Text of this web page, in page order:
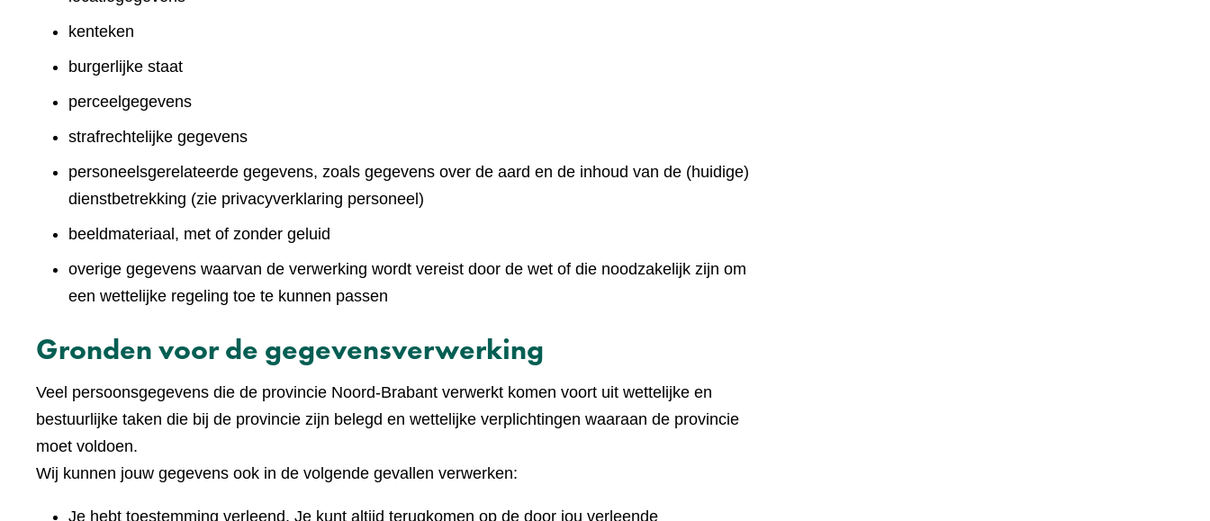
kenteken
burgerlijke staat
perceelgegevens
strafrechtelijke gegevens
personeelsgerelateerde gegevens, zoals gegevens over de aard en de inhoud van de (huidige)
dienstbetrekking (zie privacyverklaring personeel)
beeldmateriaal, met of zonder geluid
overige gegevens waarvan de verwerking wordt vereist door de wet of die noodzakelijk zijn om
een wettelijke regeling toe te kunnen passen
Gronden voor de gegevensverwerking
Veel persoonsgegevens die de provincie Noord-Brabant verwerkt komen voort uit wettelijke en
bestuurlijke taken die bij de provincie zijn belegd en wettelijke verplichtingen waaraan de provincie
moet voldoen.
Wij kunnen jouw gegevens ook in de volgende gevallen verwerken:
Je hebt toestemming verleend. Je kunt altijd terugkomen op de door jou verleende